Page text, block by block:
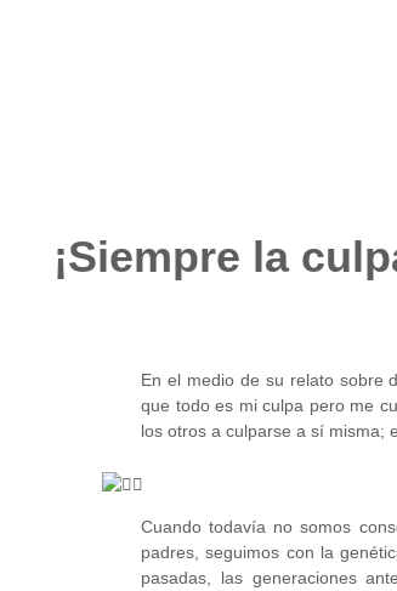
¡Siempre la
En el medio de su relato sobre
que todo es mi culpa pero me
los otros a culparse a sí misma;
Cuando todavía no somos
padres, seguimos con la
pasadas, las generaciones